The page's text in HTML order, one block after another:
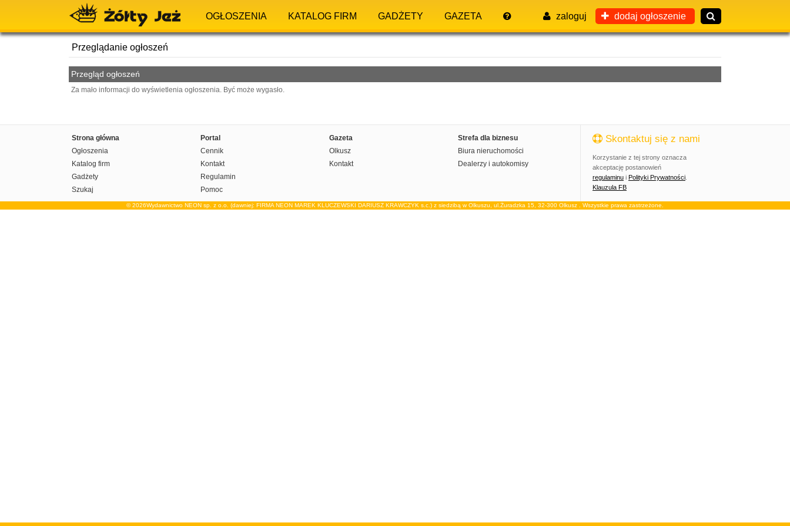
OGŁOSZENIA KATALOG FIRM GADŻETY GAZETA zaloguj dodaj ogłoszenie
Przeglądanie ogłoszeń
Przegląd ogłoszeń
Za mało informacji do wyświetlenia ogłoszenia. Być może wygasło.
Strona główna
Ogłoszenia
Katalog firm
Gadżety
Szukaj
Portal
Cennik
Kontakt
Regulamin
Pomoc
Gazeta
Olkusz
Kontakt
Strefa dla biznesu
Biura nieruchomości
Dealerzy i autokomisy
Skontaktuj się z nami
Korzystanie z tej strony oznacza
akceptację postanowień
regulaminu i Polityki Prywatności
Klauzula FB
© 2026Wydawnictwo NEON sp. z o.o. (dawniej: FIRMA NEON MAREK KLUCZEWSKI DARIUSZ KRAWCZYK s.c.) z siedzibą w Olkuszu, ul.Żuradzka 15, 32-300 Olkusz . Wszystkie prawa zastrzeżone.